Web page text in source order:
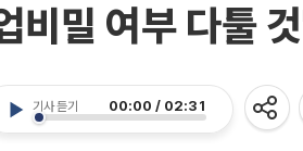
비밀 여부 다툴
기사 듣기 00:00 / 02:31